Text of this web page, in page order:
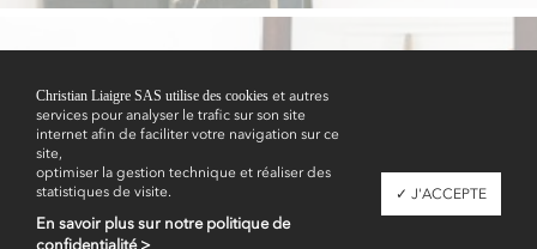
Showrooms
✓ J'ACCEPTE
Christian Liaigre SAS utilise des cookies et autres
services pour analyser le trafic sur son site
internet afin de faciliter votre navigation sur ce
site,
optimiser la gestion technique et réaliser des
statistiques de visite.
En savoir plus sur notre politique de
confidentialité >